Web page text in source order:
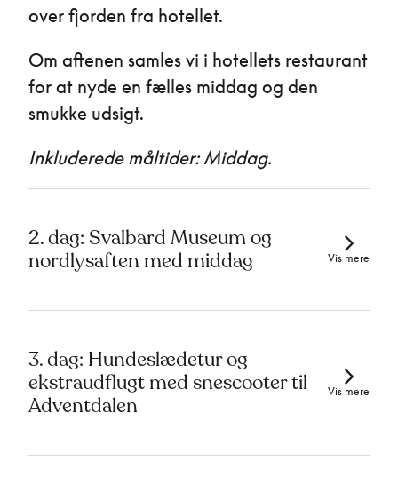
over fjorden fra hotellet.
Om aftenen samles vi i hotellets restaurant
for at nyde en fælles middag og den
smukke udsigt.
Inkluderede måltider: Middag.
2. dag: Svalbard Museum og
nordlysaften med middag
Vis mere
3. dag: Hundeslædetur og
ekstraudflugt med snescooter til
Adventdalen
Vis mere